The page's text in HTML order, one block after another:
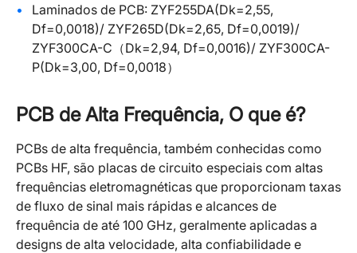
Laminados de PCB: ZYF255DA(Dk=2,55,
Df=0,0018)/ ZYF265D(Dk=2,65, Df=0,0019)/
ZYF300CA-C（Dk=2,94, Df=0,0016)/ ZYF300CA-
P(Dk=3,00, Df=0,0018）
PCB de Alta Frequência, O que é?
PCBs de alta frequência, também conhecidas como
PCBs HF, são placas de circuito especiais com altas
frequências eletromagnéticas que proporcionam taxas
de fluxo de sinal mais rápidas e alcances de
frequência de até 100 GHz, geralmente aplicadas a
designs de alta velocidade, alta confiabilidade e